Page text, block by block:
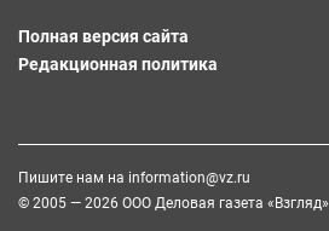
Полная версия сайта
Редакционная политика
Пишите нам на information@vz.ru
© 2005 — 2026 ООО Деловая газета «Взгляд»